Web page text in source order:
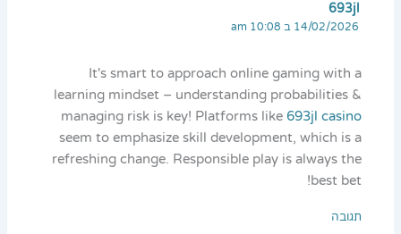
693jl
14/02/2026 ב 10:08 am
It's smart to approach online gaming with a
learning mindset – understanding probabilities &
managing risk is key! Platforms like 693jl casino
seem to emphasize skill development, which is a
refreshing change. Responsible play is always the
best bet!
תגובה